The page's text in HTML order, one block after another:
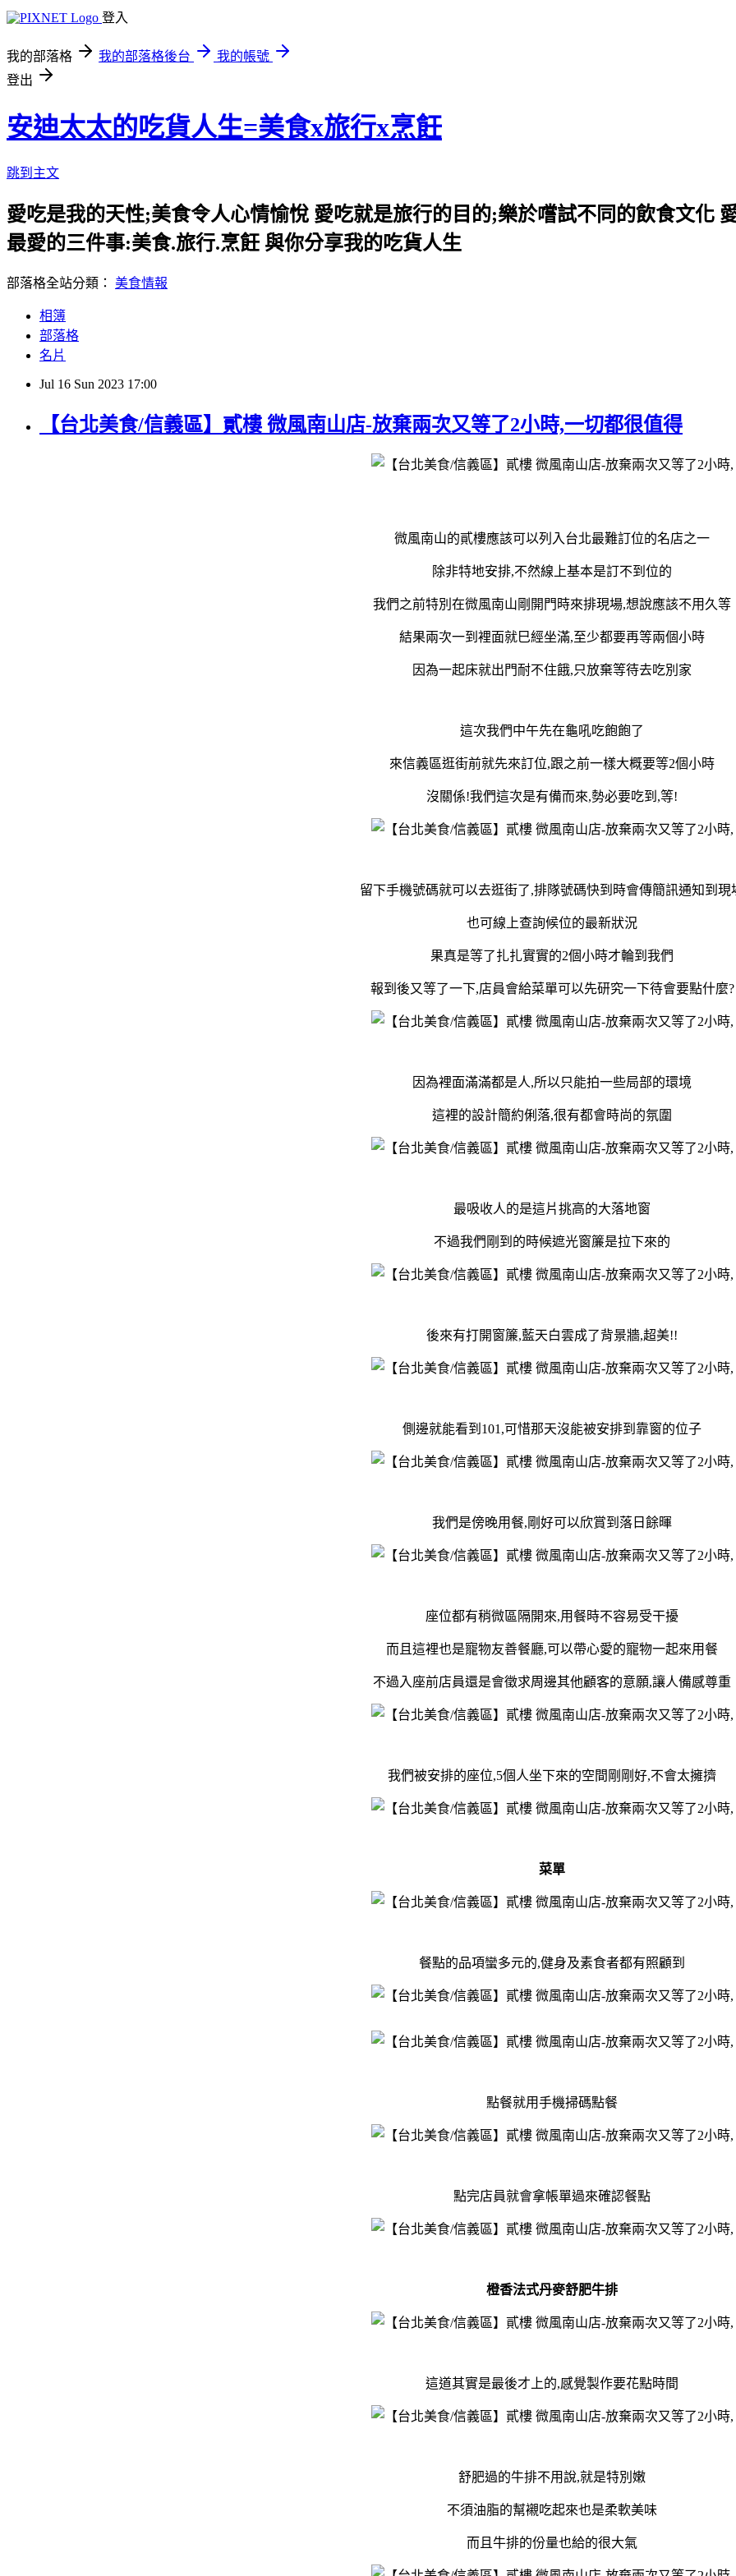
登入
我的部落格 我的部落格後台
我的帳號
登出
安迪太太的吃貨人生=美食x旅行x烹飪
跳到主文
愛吃是我的天性;美食令人心情愉悅 愛吃就是旅行的目的;樂於嚐試不同的飲食文化
最愛的三件事:美食.旅行.烹飪 與你分享我的吃貨人生
部落格全站分類： 美食情報
相簿
部落格
名片
Jul 16 Sun 2023 17:00
【台北美食/信義區】貳樓 微風南山店-放棄兩次又等了2小時,一切都很值得
微風南山的貳樓應該可以列入台北最難訂位的名店之一
除非特地安排,不然線上基本是訂不到位的
我們之前特別在微風南山剛開門時來排現場,想說應該不用久等
結果兩次一到裡面就巳經坐滿,至少都要再等兩個小時
因為一起床就出門耐不住餓,只放棄等待去吃別家
這次我們中午先在龜吼吃飽飽了
來信義區逛街前就先來訂位,跟之前一樣大概要等2個小時
沒關係!我們這次是有備而來,勢必要吃到,等!
留下手機號碼就可以去逛街了,排隊號碼快到時會傳簡訊通知到現
也可線上查詢候位的最新狀況
果真是等了扎扎實實的2個小時才輪到我們
報到後又等了一下,店員會給菜單可以先研究一下待會要點什麼?
因為裡面滿滿都是人,所以只能拍一些局部的環境
這裡的設計簡約俐落,很有都會時尚的氛圍
最吸收人的是這片挑高的大落地窗
不過我們剛到的時候遮光窗簾是拉下來的
後來有打開窗簾,藍天白雲成了背景牆,超美!!
側邊就能看到101,可惜那天沒能被安排到靠窗的位子
我們是傍晚用餐,剛好可以欣賞到落日餘暉
座位都有稍微區隔開來,用餐時不容易受干擾
而且這裡也是寵物友善餐廳,可以帶心愛的寵物一起來用餐
不過入座前店員還是會徵求周邊其他顧客的意願,讓人備感尊重
我們被安排的座位,5個人坐下來的空間剛剛好,不會太擁擠
菜單
餐點的品項蠻多元的,健身及素食者都有照顧到
點餐就用手機掃碼點餐
點完店員就會拿帳單過來確認餐點
橙香法式丹麥舒肥牛排
這道其實是最後才上的,感覺製作要花點時間
舒肥過的牛排不用說,就是特別嫩
不須油脂的幫襯吃起來也是柔軟美味
而且牛排的份量也給的很大氣